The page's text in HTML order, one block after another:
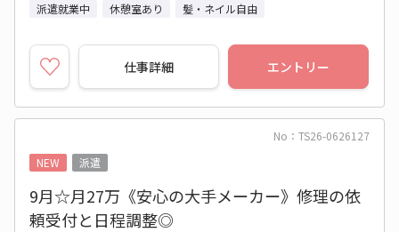
派遣就業中 休憩室あり 髪・ネイル自由
仕事詳細 エントリー
No：TS26-0626127
NEW
派遣
9月☆月27万《安心の大手メーカー》修理の依
頼受付と日程調整◎